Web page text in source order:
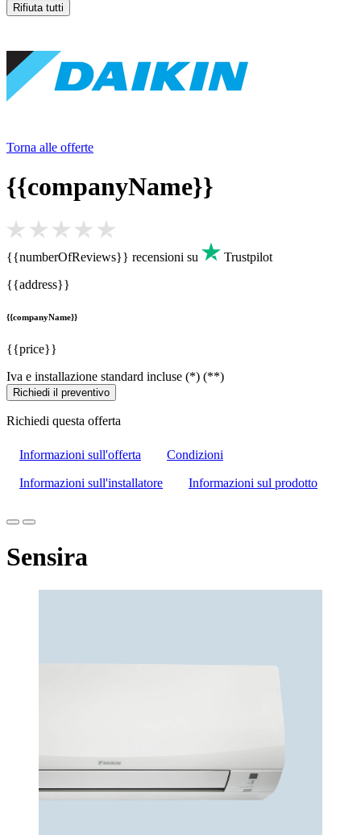
Rifiuta tutti
Torna alle offerte
{{companyName}}
{{numberOfReviews}} recensioni su
Trustpilot
{{address}}
{{companyName}}
{{price}}
Iva e installazione standard incluse (*) (**)
Richiedi il preventivo
Richiedi questa offerta
Informazioni sull'offerta Condizioni
Informazioni sull'installatore Informazioni sul prodotto
Sensira